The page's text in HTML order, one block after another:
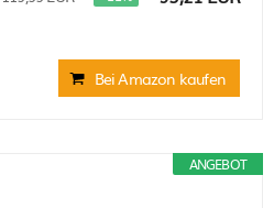
Bei Amazon kaufen
ANGEBOT